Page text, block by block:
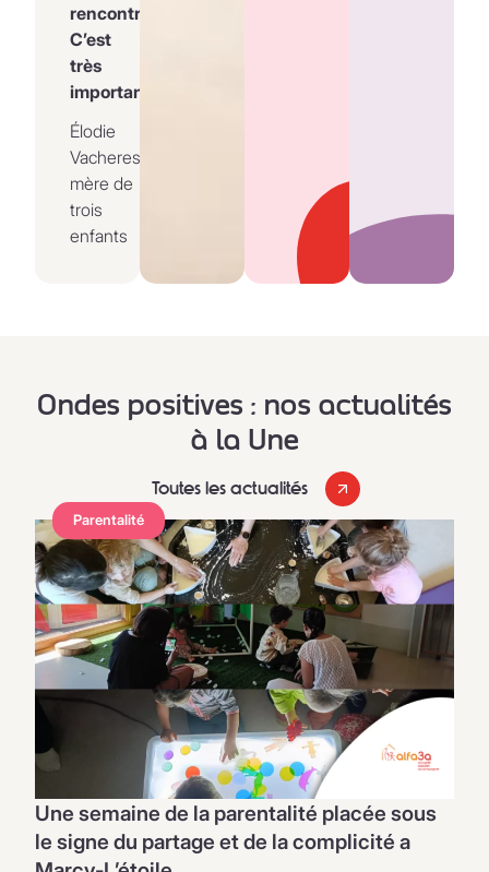
rencontrent.
C’est
très
important.
Élodie
Vacheresse,
mère de
trois
enfants
Ondes positives : nos actualités
à la Une
Toutes les actualités
Parentalité
Une semaine de la parentalité placée sous
le signe du partage et de la complicité a